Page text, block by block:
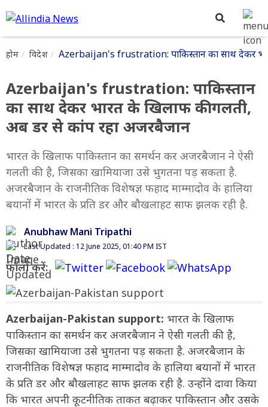
होम विदेश Azerbaijan's frustration: पाकिस्तान का साथ देकर
Azerbaijan's frustration: पाकिस्तान
का साथ देकर भारत के खिलाफ की गलती,
अब डर से कांप रहा अजरबैजान
भारत के खिलाफ पाकिस्तान का समर्थन कर अजरबैजान ने ऐसी
गलती की है, जिसका खामियाजा उसे भुगतना पड़ सकता है.
अजरबैजान के राजनीतिक विशेषज्ञ फहाद माम्मादोव के हालिया
बयानों में भारत के प्रति डर और बौखलाहट साफ झलक रही है.
Anubhaw Mani Tripathi
Last Updated : 12 June 2025, 01:40 PM IST
फॉलो करें:
Azerbaijan-Pakistan support: भारत के खिलाफ
पाकिस्तान का समर्थन कर अजरबैजान ने ऐसी गलती की है,
जिसका खामियाजा उसे भुगतना पड़ सकता है. अजरबैजान के
राजनीतिक विशेषज्ञ फहाद माम्मादोव के हालिया बयानों में भारत
के प्रति डर और बौखलाहट साफ झलक रही है. उन्होंने दावा किया
कि भारत अपनी कूटनीतिक ताकत बढ़ाकर पाकिस्तान और उसके